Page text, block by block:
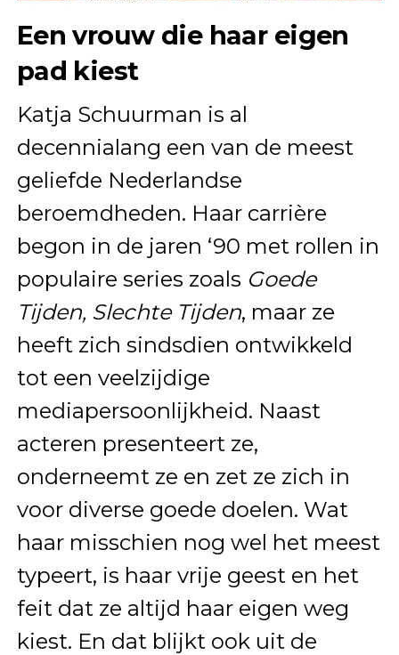
Een vrouw die haar eigen
pad kiest
Katja Schuurman is al
decennialang een van de meest
geliefde Nederlandse
beroemdheden. Haar carrière
begon in de jaren ‘90 met rollen in
populaire series zoals Goede
Tijden, Slechte Tijden, maar ze
heeft zich sindsdien ontwikkeld
tot een veelzijdige
mediapersoonlijkheid. Naast
acteren presenteert ze,
onderneemt ze en zet ze zich in
voor diverse goede doelen. Wat
haar misschien nog wel het meest
typeert, is haar vrije geest en het
feit dat ze altijd haar eigen weg
kiest. En dat blijkt ook uit de